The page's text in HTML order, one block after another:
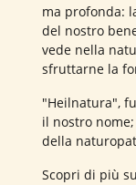
ma profonda:
del nostro
vede nella
sfruttarne la
"Heilnatura",
il nostro
della
Scopri di più su